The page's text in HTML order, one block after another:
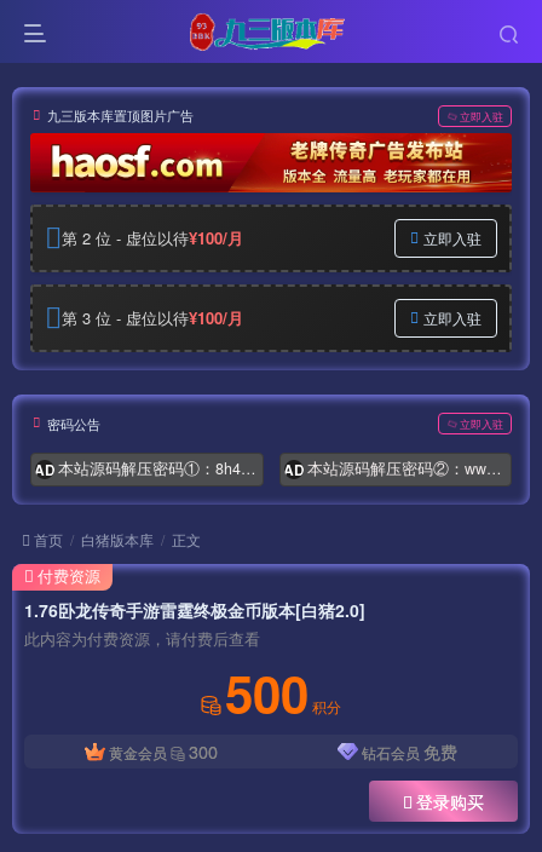
九三版本库置顶图片广告 立即入驻
第 2 位 - 虚位以待¥100/月 立即入驻
第 3 位 - 虚位以待¥100/月 立即入驻
密码公告 立即入驻
AD 本站源码解压密码①：8h4.com AD 本站源码解压密码②：www.syymw.com
首页 白猪版本库 正文
1.76卧龙传奇手游雷霆终极金币版本[白猪2.0]
此内容为付费资源，请付费后查看
500 积分
黄金会员 300 钻石会员 免费
登录购买
付费资源